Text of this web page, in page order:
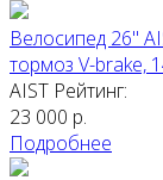
Велосипед 26"
тормоз V-brake,
AIST Рейтинг:
23 000 р.
Подробнее